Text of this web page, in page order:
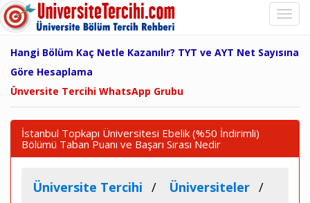
Hangi Bölüm Kaç Netle Kazanılır? TYT ve AYT Net Sayısına
Göre Hesaplama
Ünversite Tercihi WhatsApp Grubu
İstanbul Topkapı Üniversitesi Ebelik (%50 İndirimli)
Bölümü Taban Puanı ve Başarı Sırası Nedir
Üniversite Tercihi
Üniversiteler